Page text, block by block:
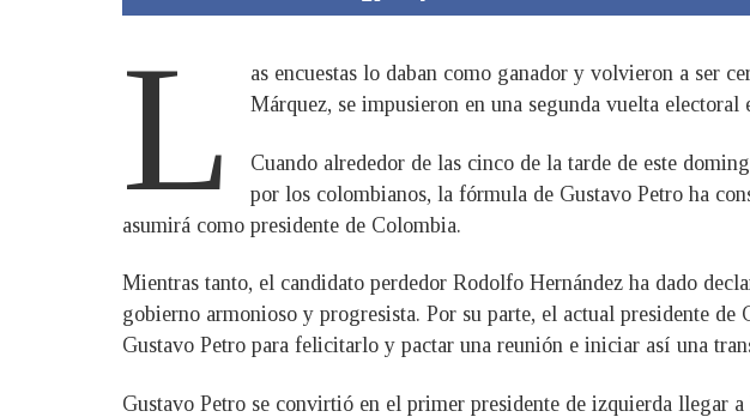
L
as encuestas lo daban como ganador y volvieron a ser
Márquez, se impusieron en una segunda vuelta
Cuando alrededor de las cinco de la tarde de este
por los colombianos, la fórmula de Gustavo Petro ha
asumirá como presidente de Colombia.
Mientras tanto, el candidato perdedor Rodolfo Hernández ha dado
gobierno armonioso y progresista. Por su parte, el actual presidente
Gustavo Petro para felicitarlo y pactar una reunión e iniciar así una
Gustavo Petro se convirtió en el primer presidente de izquierda llegar